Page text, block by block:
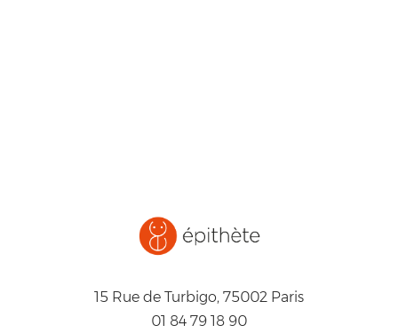
15 Rue de Turbigo, 75002 Paris
01 84 79 18 90